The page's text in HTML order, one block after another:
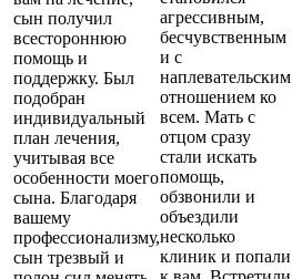
сын получил
всестороннюю
помощь и
поддержку. Был
подобран
индивидуальный
план лечения,
учитывая все
особенности моего
сына. Благодаря
вашему
профессионализму,
сын трезвый и
агрессивным,
бесчувственным
и с
наплевательским
отношением ко
всем. Мать с
отцом сразу
стали искать
помощь,
обзвонили и
объездили
несколько
клиник и попали